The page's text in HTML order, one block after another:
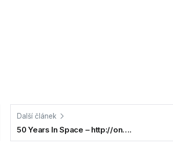
Další článek
50 Years In Space – http://on….